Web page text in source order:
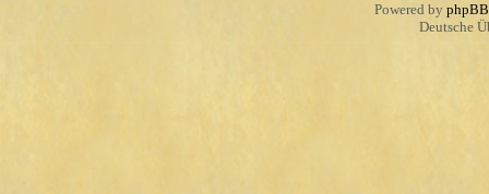
Powered by phpBB
Deutsche